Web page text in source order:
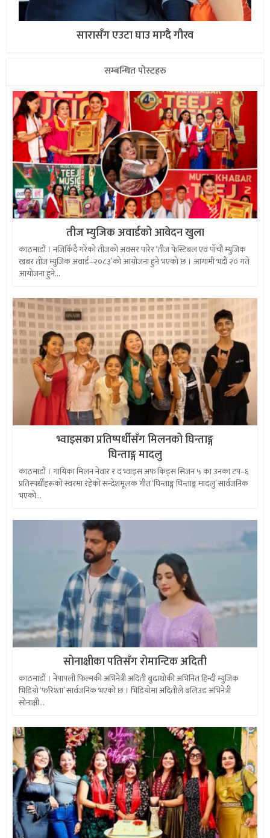
सारासँग एउटा घाउ माग्दै गौरव
सम्बन्धित पोस्टहरु
तीज म्युजिक अवार्डको आवेदन खुला
काठमाडौं । नजिकिँदै गरेको तीजको अवसर पारेर ‘तीज फेस्टिबल एवं पाँचौं म्युजिक
खबर तीज म्युजिक अवार्ड–२०८३’को आयोजना हुने भएको छ । आगामी भदौं २० गते
आयोजना हुने...
भ्वाइसका प्रतिष्पर्धीसँग मिलनको घिन्ताङ्ग
घिन्ताङ्ग मादलु
काठमाडौं । गायिका मिलन नेवार र द भ्वाइस अफ किड्स सिजन ५ का उनका टप–६
प्रतिस्पर्धीहरूको स्वरमा रहेको सन्देशमूलक गीत ‘घिन्ताङ्ग घिन्ताङ्ग मादलु’ सार्वजनिक
भएको...
सोनाक्षीका पतिसँग रोमान्टिक अदिती
काठमाडौं । नेपापली फिल्मकी अभिनेत्री अदिती बुढाथोकी अभिनित हिन्दी म्युजिक
भिडियो ‘फरिश्ता’ सार्वजनिक भएको छ । भिडियोमा अदितीले बलिउड अभिनेत्री
सोनाक्षी...